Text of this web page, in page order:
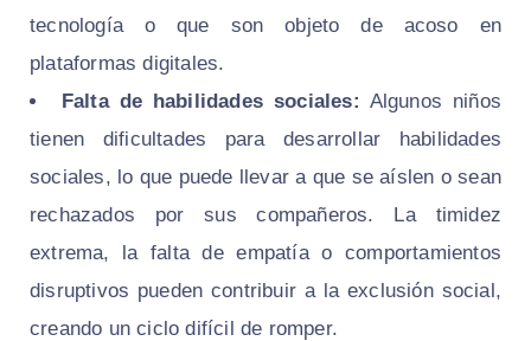
tecnología o que son objeto de acoso en
plataformas digitales.
Falta de habilidades sociales: Algunos niños
tienen dificultades para desarrollar habilidades
sociales, lo que puede llevar a que se aíslen o sean
rechazados por sus compañeros. La timidez
extrema, la falta de empatía o comportamientos
disruptivos pueden contribuir a la exclusión social,
creando un ciclo difícil de romper.